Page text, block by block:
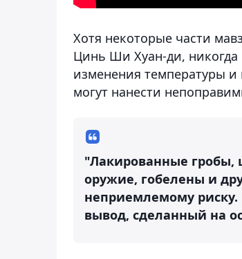
Хотя некоторые части
Цинь Ши Хуан-ди, никогда
изменения температуры и
могут нанести
"Лакированные гробы,
оружие, гобелены и
неприемлемому риску.
вывод, сделанный на